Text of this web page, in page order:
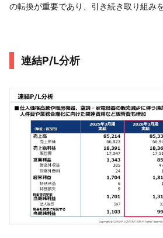
の転換が重要であり、引き続き取り組み
連結P/L分析